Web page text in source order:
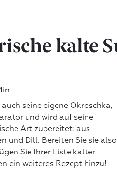
kalte
seine eigene Okroschka,
und wird auf seine
Art zubereitet: aus
und Dill. Bereiten Sie sie also
Sie Ihrer Liste kalter
ein weiteres Rezept hinzu!